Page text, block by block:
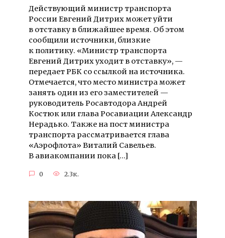
Действующий министр транспорта
России Евгений Дитрих может уйти
в отставку в ближайшее время. Об этом
сообщили источники, близкие
к политику. «Министр транспорта
Евгений Дитрих уходит в отставку», —
передает РБК со ссылкой на источника.
Отмечается, что место министра может
занять один из его заместителей —
руководитель Росавтодора Андрей
Костюк или глава Росавиации Александр
Нерадько. Также на пост министра
транспорта рассматривается глава
«Аэрофлота» Виталий Савельев.
В авиакомпании пока […]
0 2.3к.